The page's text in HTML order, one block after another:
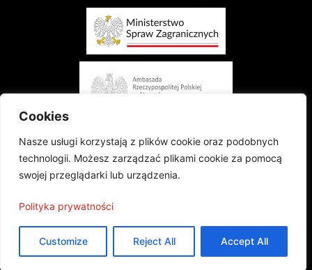
Cookies
Nasze usługi korzystają z plików cookie oraz podobnych
technologii. Możesz zarządzać plikami cookie za pomocą
swojej przeglądarki lub urządzenia.
Polityka prywatności
Customize Reject All Accept All
Projekt finansowany przez Ministerstwo Spraw Zagranicznych Rzeczypospolitej
Polskiej w konkursie „Polonia i Polacy za Granicą 2024 - Regranting”
Projekt współfinansowany przez Ambasadę Rzeczypospolitej Polskiej w Atenach